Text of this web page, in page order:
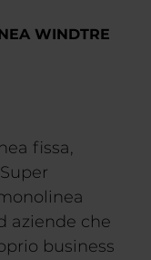
WINDTRE
fissa,
aziende che
business